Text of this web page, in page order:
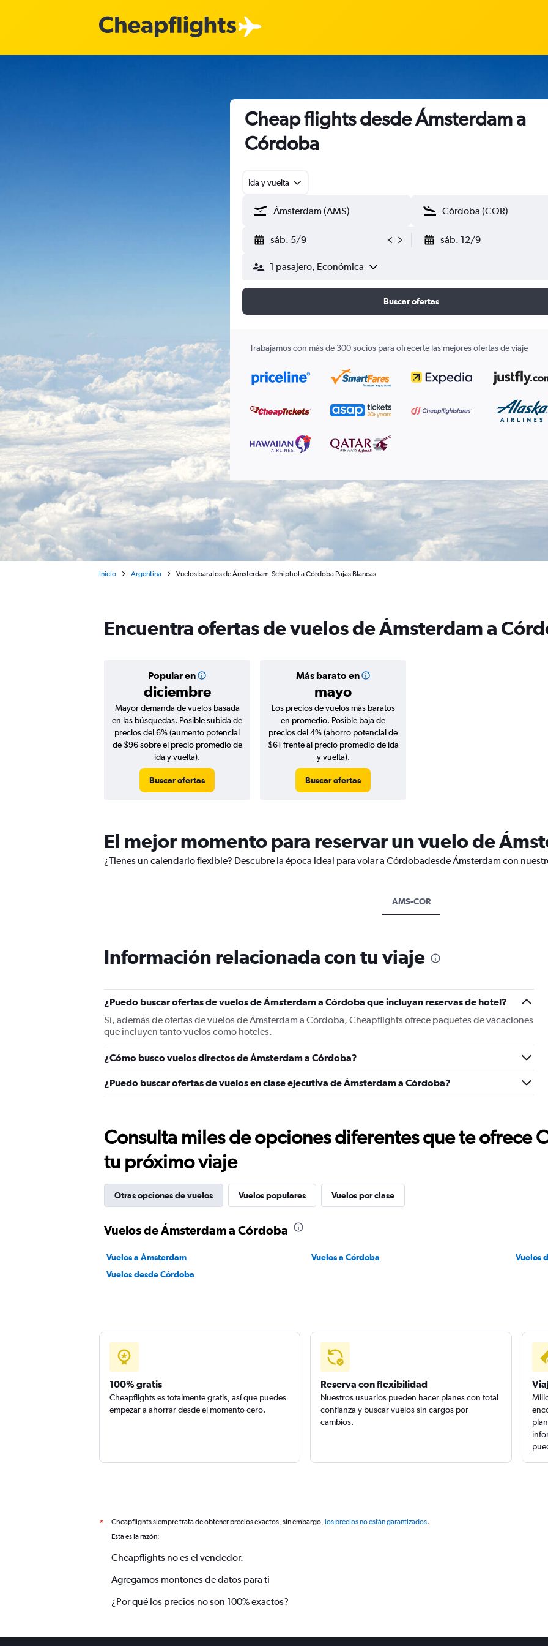
Cheap flights desde Ámsterdam a
Córdoba
Ida y vuelta
sáb. 5/9 sáb. 12/9
1 pasajero, Económica
Buscar ofertas
Trabajamos con más de 300 socios para ofrecerte las mejores ofertas de viaje
Inicio Argentina Vuelos baratos de Ámsterdam-Schiphol a Córdoba Pajas Blancas
Encuentra ofertas de vuelos de Ámsterdam a
Popular en
diciembre
Más barato en
mayo
Mayor demanda de vuelos basada
en las búsquedas. Posible subida de
precios del 6% (aumento potencial
de $96 sobre el precio promedio de
ida y vuelta).
Buscar ofertas
Los precios de vuelos más baratos
en promedio. Posible baja de
precios del 4% (ahorro potencial de
$61 frente al precio promedio de ida
y vuelta).
Buscar ofertas
El mejor momento para reservar un vuelo de
¿Tienes un calendario flexible? Descubre la época ideal para volar a Córdobadesde Ámsterdam con
AMS-COR
Información relacionada con tu viaje
¿Puedo buscar ofertas de vuelos de Ámsterdam a Córdoba que incluyan reservas de hotel?
Sí, además de ofertas de vuelos de Ámsterdam a Córdoba, Cheapflights ofrece paquetes de vacaciones
que incluyen tanto vuelos como hoteles.
¿Cómo busco vuelos directos de Ámsterdam a Córdoba?
¿Puedo buscar ofertas de vuelos en clase ejecutiva de Ámsterdam a Córdoba?
Consulta miles de opciones diferentes que te ofrece
tu próximo viaje
Otras opciones de vuelos Vuelos populares Vuelos por clase
Vuelos de Ámsterdam a Córdoba
Vuelos a Ámsterdam Vuelos a Córdoba
Vuelos
Vuelos desde Córdoba
100% gratis
Cheapflights es totalmente gratis, así que puedes
empezar a ahorrar desde el momento cero.
Reserva con flexibilidad
Nuestros usuarios pueden hacer planes con total
confianza y buscar vuelos sin cargos por
cambios.
* Cheapflights siempre trata de obtener precios exactos, sin embargo, los precios no están garantizados.
Esta es la razón:
Cheapflights no es el vendedor.
Agregamos montones de datos para ti
¿Por qué los precios no son 100% exactos?